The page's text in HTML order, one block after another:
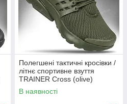
Полегшені тактичні кросівки /
літнє спортивне взуття
TRAINER Cross (olive)
В наявності